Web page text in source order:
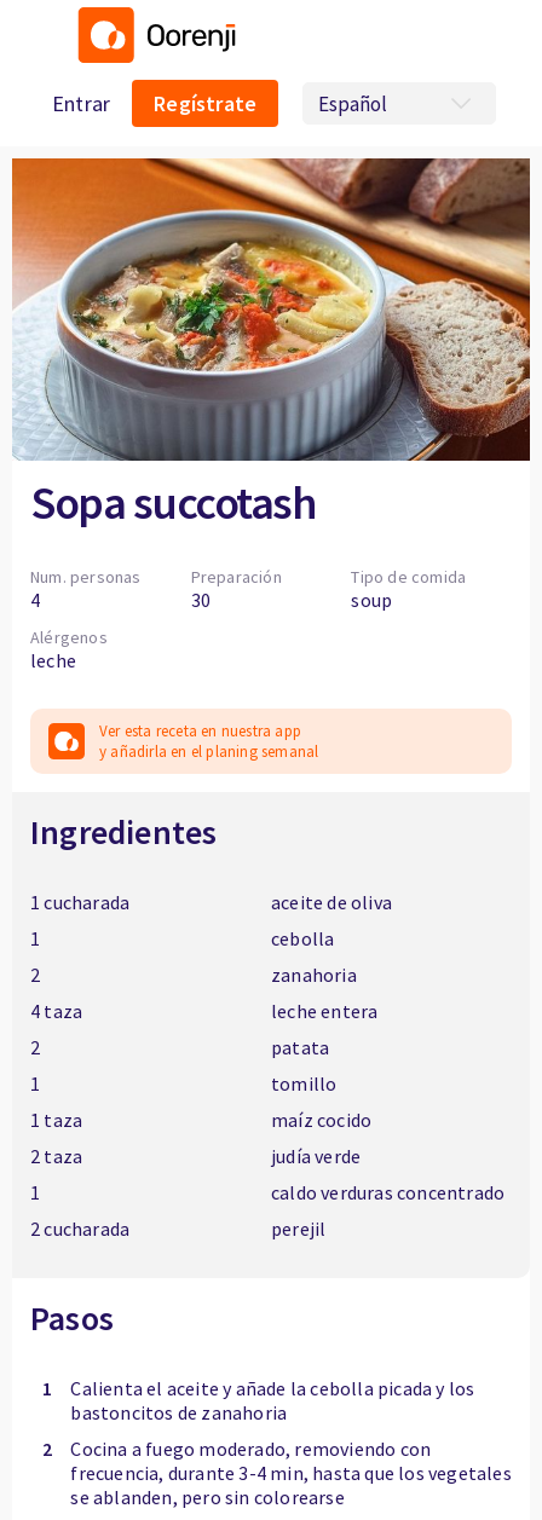
Entrar Regístrate
Sopa succotash
Num. personas
4
Preparación
30
Tipo de comida
soup
Alérgenos
leche
Ver esta receta en nuestra app
y añadirla en el planing semanal
Ingredientes
1 cucharada
aceite de oliva
1
cebolla
2
zanahoria
4 taza
leche entera
2
patata
1
tomillo
1 taza
maíz cocido
2 taza
judía verde
1
caldo verduras concentrado
2 cucharada
perejil
Pasos
1
Calienta el aceite y añade la cebolla picada y los
bastoncitos de zanahoria
2
Cocina a fuego moderado, removiendo con
frecuencia, durante 3-4 min, hasta que los vegetales
se ablanden, pero sin colorearse